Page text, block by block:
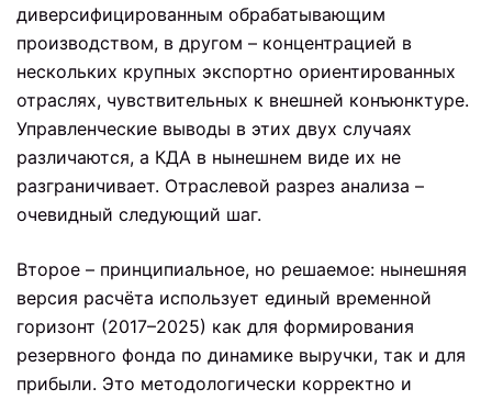
диверсифицированным обрабатывающим
производством, в другом – концентрацией в
нескольких крупных экспортно ориентированных
отраслях, чувствительных к внешней конъюнктуре.
Управленческие выводы в этих двух случаях
различаются, а КДА в нынешнем виде их не
разграничивает. Отраслевой разрез анализа –
очевидный следующий шаг.
Второе – принципиальное, но решаемое: нынешняя
версия расчёта использует единый временной
горизонт (2017–2025) как для формирования
резервного фонда по динамике выручки, так и для
прибыли. Это методологически корректно и